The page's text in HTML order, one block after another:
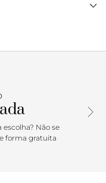
sem falar na
modelos de
de alfaiataria,
é do tipo que
Não se
forma gratuita